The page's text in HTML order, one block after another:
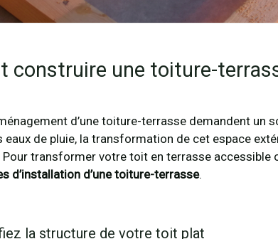
construire une toiture-
d’une toiture-terrasse demandent un
eaux de pluie, la transformation de cet espace
transformer votre toit en terrasse accessible
d’installation d’une toiture-terrasse.
la structure de votre toit plat